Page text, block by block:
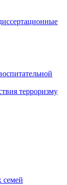
терроризму
семей